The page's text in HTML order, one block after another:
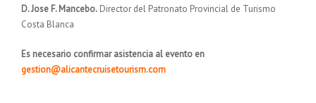
D. Jose F. Mancebo. Director del Patronato Provincial de Turismo
Costa Blanca
Es necesario confirmar asistencia al evento en
gestion@alicantecruisetourism.com